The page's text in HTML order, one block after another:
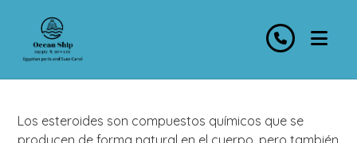
Los esteroides son compuestos químicos que se
producen de forma natural en el cuerpo, pero también